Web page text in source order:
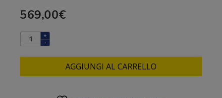
569,00€
AGGIUNGI AL CARRELLO